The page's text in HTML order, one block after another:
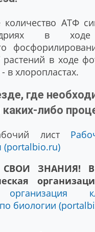
АТФ
в ходе
в ходе
в хлоропластах.
где
либо
лист
(portalbio.ru)
СВОИ ЗНАНИЯ!
организация
биологии